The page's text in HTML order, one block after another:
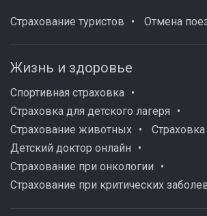
Страхование туристов Отмена
Жизнь и здоровье
Спортивная страховка
Страховка для детского лагеря
Страхование животных
Детский доктор онлайн
Страхование при онкологии
Страхование при критических